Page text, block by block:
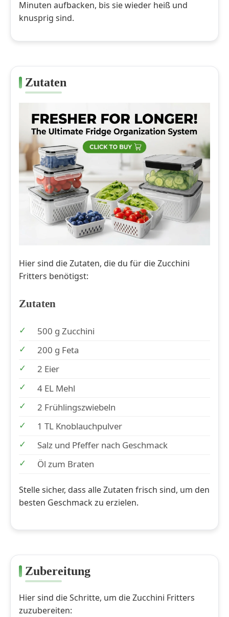
Minuten aufbacken, bis sie wieder heiß und
knusprig sind.
Zutaten
Hier sind die Zutaten, die du für die Zucchini
Fritters benötigst:
Zutaten
500 g Zucchini
200 g Feta
2 Eier
4 EL Mehl
2 Frühlingszwiebeln
1 TL Knoblauchpulver
Salz und Pfeffer nach Geschmack
Öl zum Braten
Stelle sicher, dass alle Zutaten frisch sind, um den
besten Geschmack zu erzielen.
Zubereitung
Hier sind die Schritte, um die Zucchini Fritters
zuzubereiten: